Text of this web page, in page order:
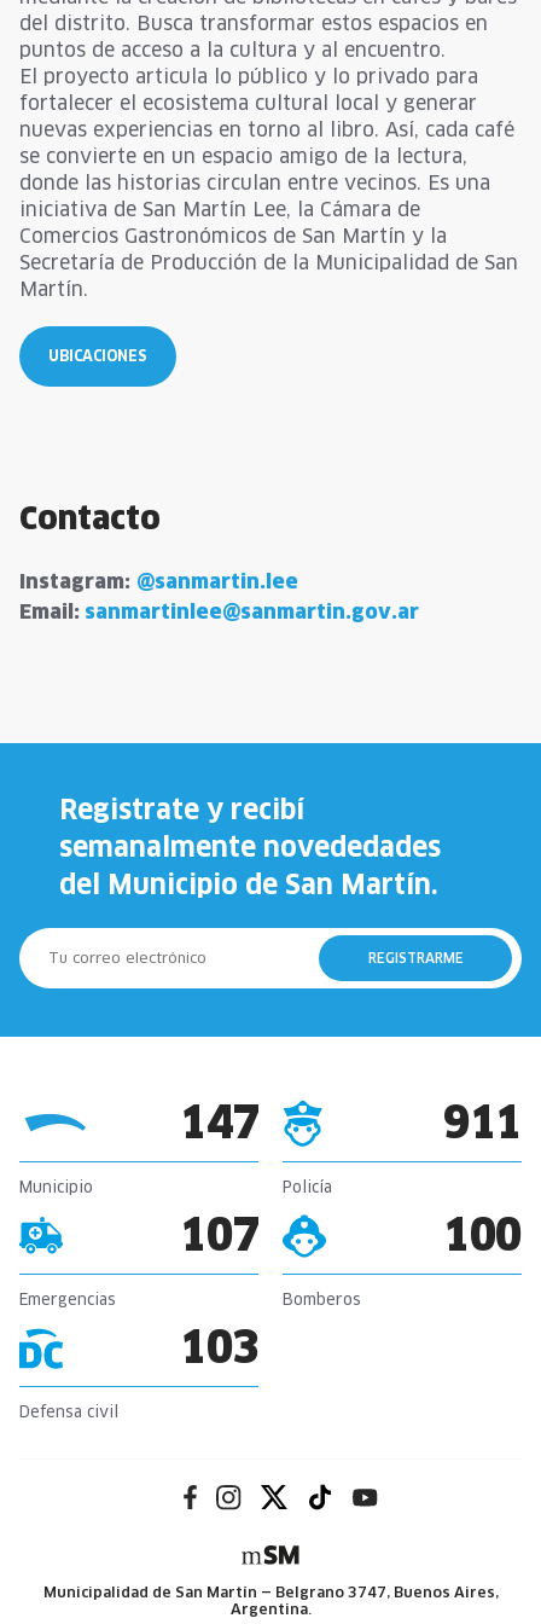
del distrito. Busca transformar estos espacios en
puntos de acceso a la cultura y al encuentro.
El proyecto articula lo público y lo privado para
fortalecer el ecosistema cultural local y generar
nuevas experiencias en torno al libro. Así, cada café
se convierte en un espacio amigo de la lectura,
donde las historias circulan entre vecinos. Es una
iniciativa de San Martín Lee, la Cámara de
Comercios Gastronómicos de San Martín y la
Secretaría de Producción de la Municipalidad de San
Martín.
UBICACIONES
Contacto
Instagram: @sanmartin.lee
Email: sanmartinlee@sanmartin.gov.ar
Registrate y recibí
semanalmente novededades
del Municipio de San Martín.
REGISTRARME
147
Municipio
911
Policía
107
Emergencias
100
Bomberos
103
Defensa civil
Municipalidad de San Martín — Belgrano 3747, Buenos Aires,
Argentina.